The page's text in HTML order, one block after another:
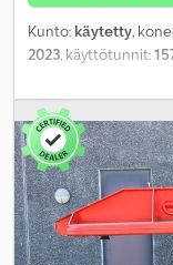
Kunto: käytetty,
2023, käyttötunnit: